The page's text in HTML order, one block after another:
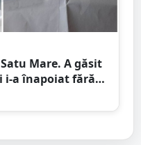
Mare. A găsit
i-a înapoiat fără